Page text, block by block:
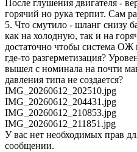
После глушения двигателя -
горячий но рука терпит. Сам
5. Что смутило - шланг снизу
как на холодную, так и на
достаточно чтобы система
где-то разгерметизация?
вышел с номинала на почти
давления типа не создается?
IMG_20260612_202510.jpg
IMG_20260612_204431.jpg
IMG_20260612_210853.jpg
IMG_20260612_211851.jpg
У вас нет необходимых прав
сообщении.